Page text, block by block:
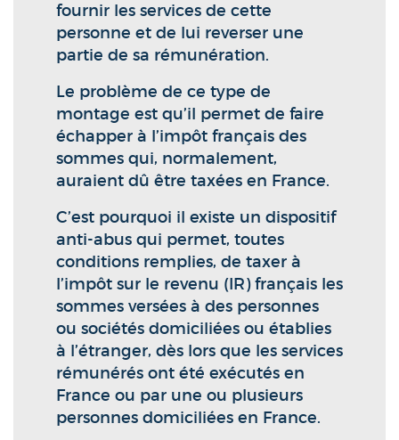
fournir les services de cette
personne et de lui reverser une
partie de sa rémunération.
Le problème de ce type de
montage est qu’il permet de faire
échapper à l’impôt français des
sommes qui, normalement,
auraient dû être taxées en France.
C’est pourquoi il existe un dispositif
anti-abus qui permet, toutes
conditions remplies, de taxer à
l’impôt sur le revenu (IR) français les
sommes versées à des personnes
ou sociétés domiciliées ou établies
à l’étranger, dès lors que les services
rémunérés ont été exécutés en
France ou par une ou plusieurs
personnes domiciliées en France.